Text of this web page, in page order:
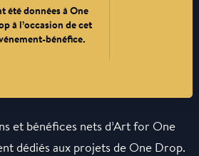
été données à One
à l’occasion de cet
bénéfice.
et bénéfices nets d’Art for One
dédiés aux projets de One Drop.